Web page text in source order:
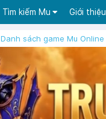
Tìm kiếm Mu Giới thiệu
Danh sách game Mu Online